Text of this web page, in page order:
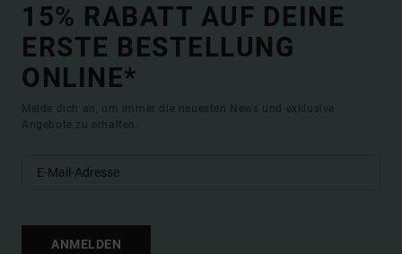
15% RABATT AUF DEINE
ERSTE BESTELLUNG
ONLINE*
Melde dich an, um immer die neuesten News und exklusive
Angebote zu erhalten.
ANMELDEN